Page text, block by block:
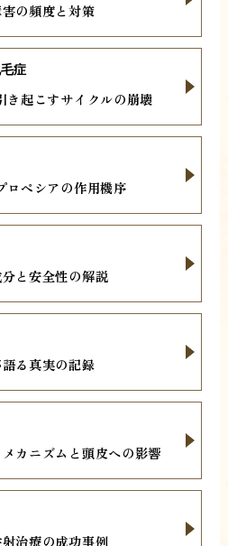
の頻度と対策
起こすサイクルの崩壊
症
ロペシアの作用機序
と安全性の解説
る真実の記録
カニズムと頭皮への影響
治療の成功事例